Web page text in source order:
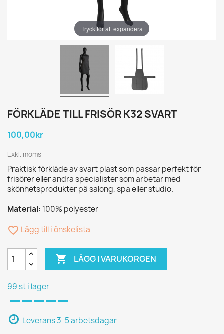
Tryck för att expandera
FÖRKLÄDE TILL FRISÖR K32 SVART
100,00kr
Exkl. moms
Praktisk förkläde av svart plast som passar perfekt för
frisörer eller andra specialister som arbetar med
skönhetsprodukter på salong, spa eller studio.
Material: 100% polyester
favorite_border Lägg till i önskelista
 LÄGG I VARUKORGEN
99 st i lager
Leverans 3-5 arbetsdagar